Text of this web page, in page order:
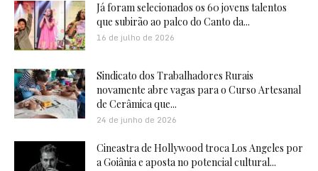
Já foram selecionados os 60 jovens talentos
que subirão ao palco do Canto da...
16 de julho de 2026
Sindicato dos Trabalhadores Rurais
novamente abre vagas para o Curso Artesanal
de Cerâmica que...
24 de junho de 2026
Cineastra de Hollywood troca Los Angeles por
a Goiânia e aposta no potencial cultural...